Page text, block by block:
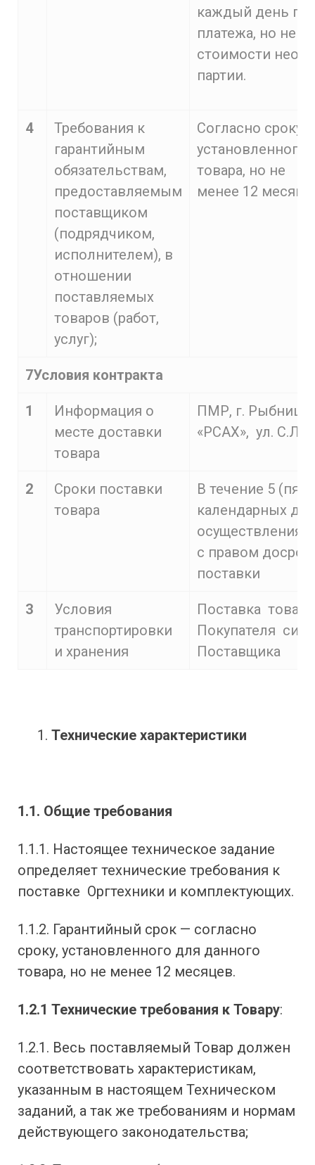
каждый день
платежа, но не
стоимости
партии.
4
Требования к
гарантийным
обязательствам,
предоставляемым
поставщиком
(подрядчиком,
исполнителем), в
отношении
поставляемых
товаров (работ,
услуг);
Согласно сроку,
установленного
товара,
менее 12
7Условия контракта
1
Информация о
месте доставки
товара
ПМР, г.
«РСАХ», ул.
2
Сроки поставки
товара
В течение 5
календарных
осуществления
с правом
поставки
3
Условия
транспортировки
и хранения
Поставка
Покупателя
Поставщика
Технические характеристики
1.1. Общие требования
1.1.1. Настоящее техническое задание
определяет технические требования к
поставке Оргтехники и комплектующих.
1.1.2. Гарантийный срок — согласно
сроку, установленного для данного
товара, но не менее 12 месяцев.
1.2.1 Технические требования к Товару:
1.2.1. Весь поставляемый Товар должен
соответствовать характеристикам,
указанным в настоящем Техническом
заданий, а так же требованиям и нормам
действующего законодательства;